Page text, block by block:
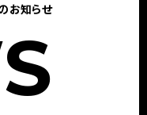
お知らせ
S